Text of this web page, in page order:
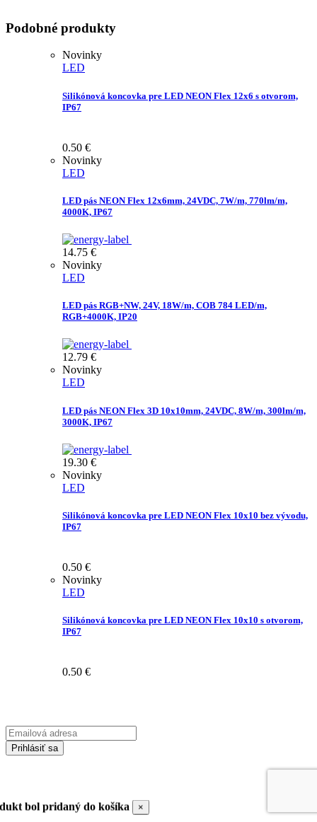
Podobné produkty
Novinky
LED
Silikónová koncovka pre LED NEON Flex 12x6 s otvorom,
IP67
0.50 €
Novinky
LED
LED pás NEON Flex 12x6mm, 24VDC, 7W/m, 770lm/m,
4000K, IP67
14.75 €
Novinky
LED
LED pás RGB+NW, 24V, 18W/m, COB 784 LED/m,
RGB+4000K, IP20
12.79 €
Novinky
LED
LED pás NEON Flex 3D 10x10mm, 24VDC, 8W/m, 300lm/m,
3000K, IP67
19.30 €
Novinky
LED
Silikónová koncovka pre LED NEON Flex 10x10 bez vývodu,
IP67
0.50 €
Novinky
LED
Silikónová koncovka pre LED NEON Flex 10x10 s otvorom,
IP67
0.50 €
Emailová
adresa
Prihlásiť sa
TUbol pridaný do košíka ×